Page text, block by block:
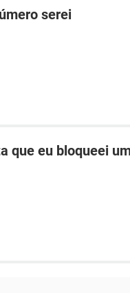
serei
que eu bloqueei